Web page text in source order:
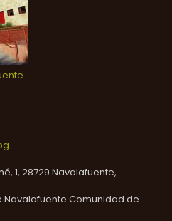
1, 28729 Navalafuente,
Navalafuente Comunidad de